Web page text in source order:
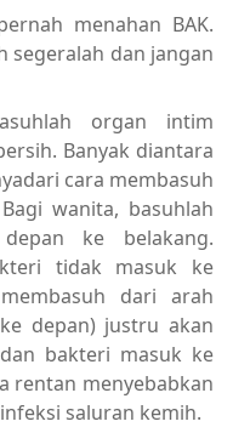
menahan BAK.
segeralah dan jangan
organ intim
Banyak diantara
cara membasuh
wanita, basuhlah
ke belakang.
tidak masuk ke
dari arah
depan) justru akan
bakteri masuk ke
rentan menyebabkan
saluran kemih.